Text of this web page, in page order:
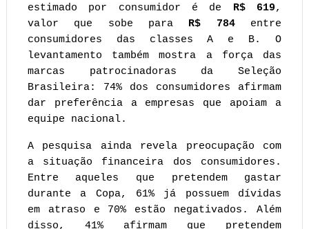
estimado por consumidor é de R$ 619,
valor que sobe para R$ 784 entre
consumidores das classes A e B. O
levantamento também mostra a força das
marcas patrocinadoras da Seleção
Brasileira: 74% dos consumidores afirmam
dar preferência a empresas que apoiam a
equipe nacional.
A pesquisa ainda revela preocupação com
a situação financeira dos consumidores.
Entre aqueles que pretendem gastar
durante a Copa, 61% já possuem dívidas
em atraso e 70% estão negativados. Além
disso, 41% afirmam que pretendem